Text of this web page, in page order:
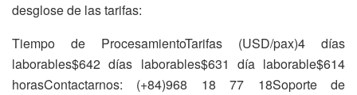
desglose de las tarifas:
Tiempo de ProcesamientoTarifas (USD/pax)4 días
laborables$642 días laborables$631 día laborable$614
horasContactarnos: (+84)968 18 77 18Soporte de